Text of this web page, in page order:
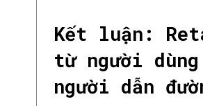
Kết luận:
từ người dùng
người dẫn